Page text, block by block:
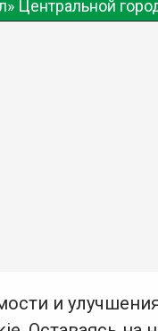
Центральной
и